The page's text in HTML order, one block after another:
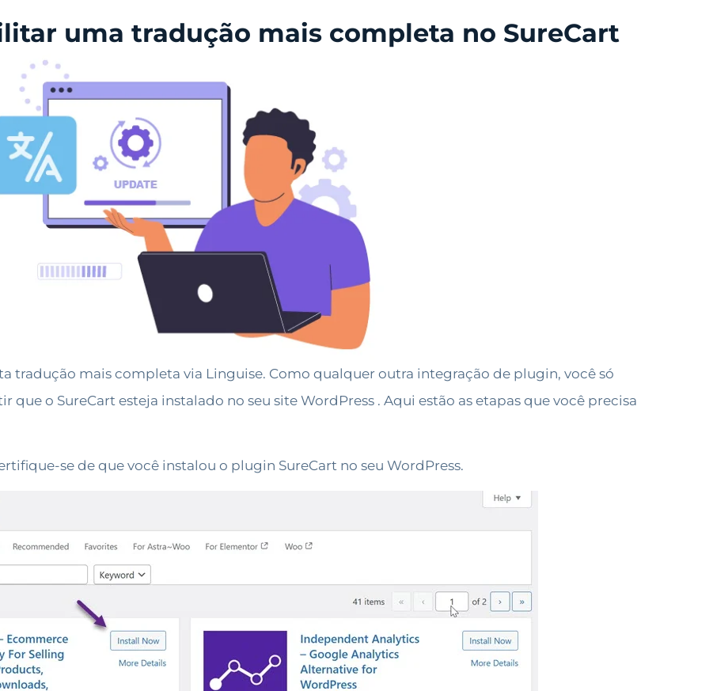
uma tradução mais completa no SureCart
tradução mais completa via Linguise. Como qualquer outra integração de plugin, você só
o SureCart esteja instalado no seu site WordPress . Aqui estão as etapas que você precisa
se de que você instalou o plugin SureCart no seu WordPress.